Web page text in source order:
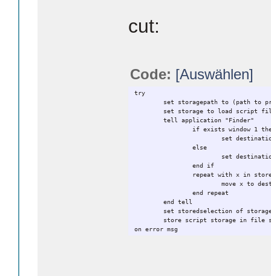
cut:
Code: [Auswählen]
try
set storagepath to (path to
set storage to load script
tell application "Finder"
if exists window 1
set
else
set
end if
repeat with x in
move x to
end repeat
end tell
set storedselection of
store script storage in file
on error msg